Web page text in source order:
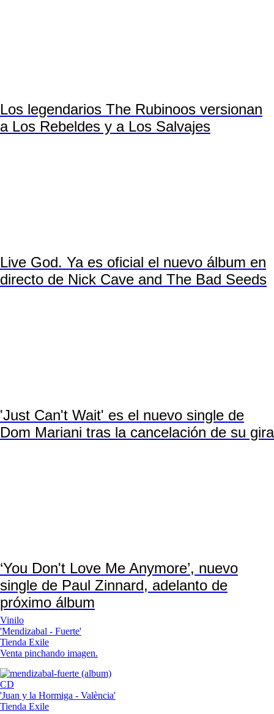
Los legendarios The Rubinoos versionan
a Los Rebeldes y a Los Salvajes
Live God. Ya es oficial el nuevo álbum en
directo de Nick Cave and The Bad Seeds
'Just Can't Wait' es el nuevo single de
Dom Mariani tras la cancelación de su gira
‘You Don't Love Me Anymore’, nuevo
single de Paul Zinnard, adelanto de
próximo álbum
Vinilo
'Mendizabal - Fuerte'
Tienda Exile
Venta pinchando imagen.
CD
'Juan y la Hormiga - València'
Tienda Exile